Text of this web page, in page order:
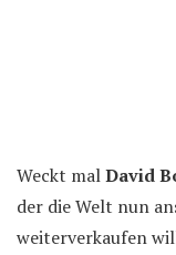
Weckt malDavid
der die Welt nun
weiterverkaufen